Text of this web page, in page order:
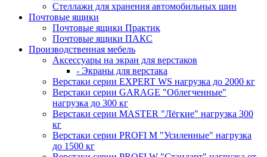
Стеллажи для хранения автомобильных шин
Почтовые ящики
Почтовые ящики Практик
Почтовые ящики ПАКС
Производственная мебель
Аксессуары на экран для верстаков
- Экраны для верстака
Верстаки серии EXPERT WS нагрузка до 2000 кг
Верстаки серии GARAGE "Облегченные"
нагрузка до 300 кг
Верстаки серии MASTER "Лёгкие" нагрузка 300
кг
Верстаки серии PROFI M "Усиленные" нагрузка
до 1500 кг